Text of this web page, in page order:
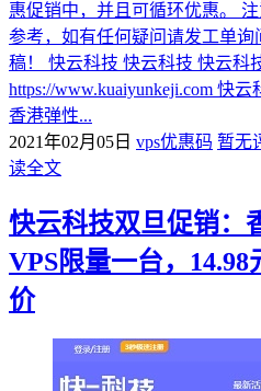
惠促销中，并且可循环优惠。
参考，如有任何疑问请发工单
稿！ 快云科技 快云科技 快云科
https://www.kuaiyunkeji.com 快
香港弹性...
2021年02月05日 vps优惠码 暂无
读全文
快云科技双旦促销：
VPS限量一台，
价